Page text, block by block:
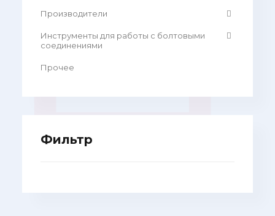
Производители
Инструменты для работы с болтовыми
соединениями
Прочее
Фильтр